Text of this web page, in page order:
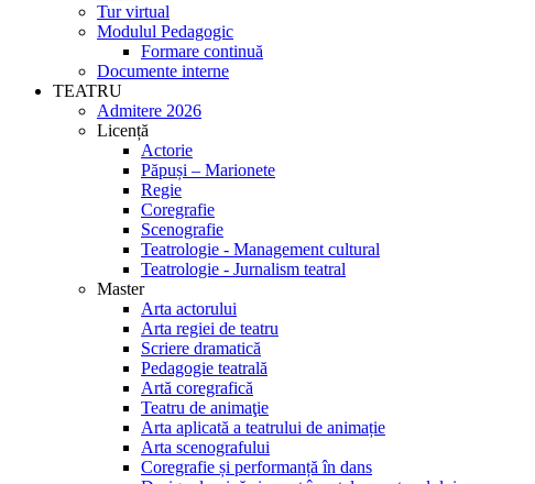
Tur virtual
Modulul Pedagogic
Formare continuă
Documente interne
TEATRU
Admitere 2026
Licență
Actorie
Păpuși – Marionete
Regie
Coregrafie
Scenografie
Teatrologie - Management cultural
Teatrologie - Jurnalism teatral
Master
Arta actorului
Arta regiei de teatru
Scriere dramatică
Pedagogie teatrală
Artă coregrafică
Teatru de animaţie
Arta aplicată a teatrului de animație
Arta scenografului
Coregrafie și performanță în dans